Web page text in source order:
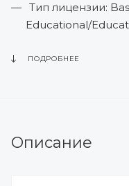
Тип лицензии:
Educational/
ПОДРОБНЕЕ
Описание